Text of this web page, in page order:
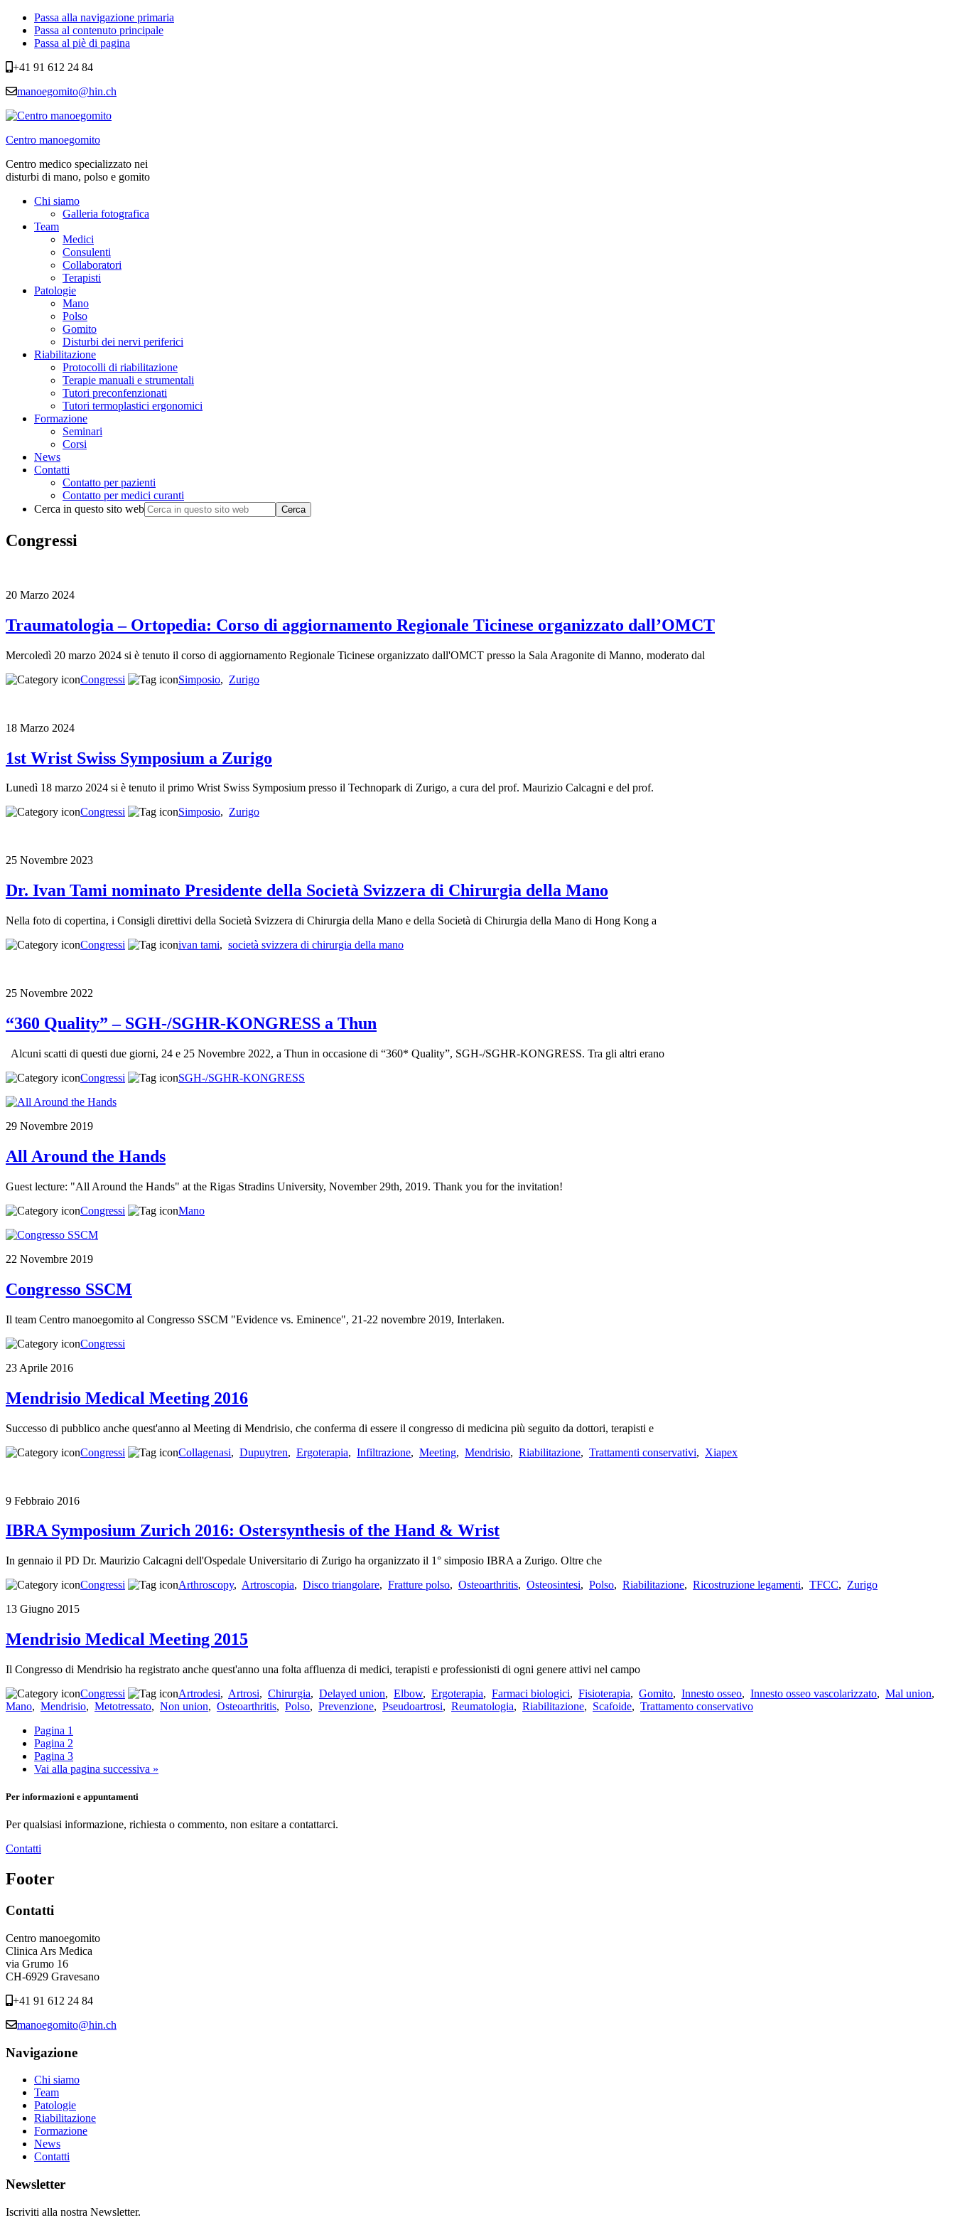
Passa alla navigazione primaria
Passa al contenuto principale
Passa al piè di pagina
+41 91 612 24 84
manoegomito@hin.ch
Centro manoegomito
Centro medico specializzato nei
disturbi di mano, polso e gomito
Chi siamo
Galleria fotografica
Team
Medici
Consulenti
Collaboratori
Terapisti
Patologie
Mano
Polso
Gomito
Disturbi dei nervi periferici
Riabilitazione
Protocolli di riabilitazione
Terapie manuali e strumentali
Tutori preconfenzionati
Tutori termoplastici ergonomici
Formazione
Seminari
Corsi
News
Contatti
Contatto per pazienti
Contatto per medici curanti
Cerca in questo sito web
Congressi
20 Marzo 2024
Traumatologia – Ortopedia: Corso di aggiornamento Regionale Ticinese organizzato dall’OMCT
Mercoledì 20 marzo 2024 si è tenuto il corso di aggiornamento Regionale Ticinese organizzato dall'OMCT presso la Sala Aragonite di Manno, moderato dal
Congressi
Simposio, Zurigo
18 Marzo 2024
1st Wrist Swiss Symposium a Zurigo
Lunedì 18 marzo 2024 si è tenuto il primo Wrist Swiss Symposium presso il Technopark di Zurigo, a cura del prof. Maurizio Calcagni e del prof.
Congressi
Simposio, Zurigo
25 Novembre 2023
Dr. Ivan Tami nominato Presidente della Società Svizzera di Chirurgia della Mano
Nella foto di copertina, i Consigli direttivi della Società Svizzera di Chirurgia della Mano e della Società di Chirurgia della Mano di Hong Kong a
Congressi
ivan tami, società svizzera di chirurgia della mano
25 Novembre 2022
“360 Quality” – SGH-/SGHR-KONGRESS a Thun
Alcuni scatti di questi due giorni, 24 e 25 Novembre 2022, a Thun in occasione di “360* Quality”, SGH-/SGHR-KONGRESS. Tra gli altri erano
Congressi
SGH-/SGHR-KONGRESS
29 Novembre 2019
All Around the Hands
Guest lecture: "All Around the Hands" at the Rigas Stradins University, November 29th, 2019. Thank you for the invitation!
Congressi
Mano
22 Novembre 2019
Congresso SSCM
Il team Centro manoegomito al Congresso SSCM "Evidence vs. Eminence", 21-22 novembre 2019, Interlaken.
Congressi
23 Aprile 2016
Mendrisio Medical Meeting 2016
Successo di pubblico anche quest'anno al Meeting di Mendrisio, che conferma di essere il congresso di medicina più seguito da dottori, terapisti e
Congressi
Collagenasi, Dupuytren, Ergoterapia, Infiltrazione, Meeting, Mendrisio, Riabilitazione, Trattamenti conservativi, Xiapex
9 Febbraio 2016
IBRA Symposium Zurich 2016: Ostersynthesis of the Hand & Wrist
In gennaio il PD Dr. Maurizio Calcagni dell'Ospedale Universitario di Zurigo ha organizzato il 1° simposio IBRA a Zurigo. Oltre che
Congressi
Arthroscopy, Artroscopia, Disco triangolare, Fratture polso, Osteoarthritis, Osteosintesi, Polso, Riabilitazione, Ricostruzione legamenti, TFCC, Zurigo
13 Giugno 2015
Mendrisio Medical Meeting 2015
Il Congresso di Mendrisio ha registrato anche quest'anno una folta affluenza di medici, terapisti e professionisti di ogni genere attivi nel campo
Congressi
Artrodesi, Artrosi, Chirurgia, Delayed union, Elbow, Ergoterapia, Farmaci biologici, Fisioterapia, Gomito, Innesto osseo, Innesto osseo vascolarizzato, Mal union,
Mano, Mendrisio, Metotressato, Non union, Osteoarthritis, Polso, Prevenzione, Pseudoartrosi, Reumatologia, Riabilitazione, Scafoide, Trattamento conservativo
Pagina 1
Pagina 2
Pagina 3
Vai alla pagina successiva »
Per informazioni e appuntamenti
Per qualsiasi informazione, richiesta o commento, non esitare a contattarci.
Contatti
Footer
Contatti
Centro manoegomito
Clinica Ars Medica
via Grumo 16
CH-6929 Gravesano
+41 91 612 24 84
manoegomito@hin.ch
Navigazione
Chi siamo
Team
Patologie
Riabilitazione
Formazione
News
Contatti
Newsletter
Iscriviti alla nostra Newsletter.